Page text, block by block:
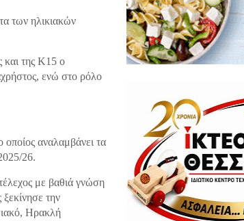
των ηλικιακών
και της Κ15 ο
ενώ στο ρόλο
αναλαμβάνει τα
26.
με βαθιά γνώση
την
Ηρακλή